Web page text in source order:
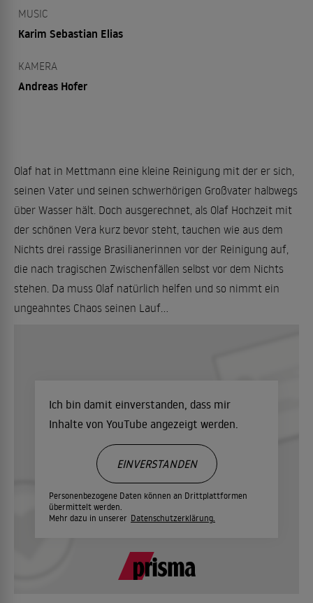
MUSIC
Karim Sebastian Elias
KAMERA
Andreas Hofer
Olaf hat in Mettmann eine kleine Reinigung mit der er sich,
seinen Vater und seinen schwerhörigen Großvater halbwegs
über Wasser hält. Doch ausgerechnet, als Olaf Hochzeit mit
der schönen Vera kurz bevor steht, tauchen wie aus dem
Nichts drei rassige Brasilianerinnen vor der Reinigung auf,
die nach tragischen Zwischenfällen selbst vor dem Nichts
stehen. Da muss Olaf natürlich helfen und so nimmt ein
ungeahntes Chaos seinen Lauf...
Ich bin damit einverstanden, dass mir
Inhalte von YouTube angezeigt werden.
Personenbezogene Daten können an Drittplattformen
übermittelt werden.
Mehr dazu in unserer Datenschutzerklärung.
EINVERSTANDEN